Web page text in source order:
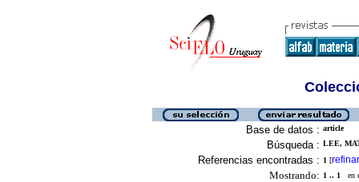
Base de datos : article
Búsqueda : LEE,
Referencias encontradas : 1 [refinar
Mostrando: 1 .. 1 en